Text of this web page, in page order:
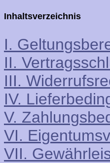
Inhaltsverzeichnis
I.
II.
III.
IV.
V.
VI.
VII.